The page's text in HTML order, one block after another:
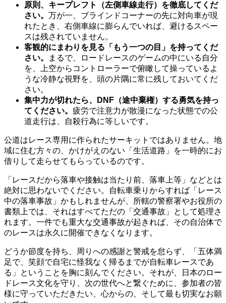
原則、キープレフト（左側車線走行）を徹底してくだ
さい。 万が一、ブラインドコーナーの先に対向車が現
れたとき、右側車線に膨らんでいれば、避けるスペー
スは残されていません。
客観的にまわりを見る「もう一つの目」を持ってくだ
さい。
まるで、ロードレースのゲームの中にいる自分
を、上空からコントローラーで俯瞰して操っているよ
うな冷静な視野を、頭の片隅に常に残しておいてくだ
さい。
集中力が切れたら、DNF（途中棄権）する勇気を持っ
てください。 疲労で注意力が散漫になった状態での公
道走行は、自殺行為に等しいです。
公道はレース専用に作られたサーキットではありません。地
域に住む方々の、かけがえのない「生活道路」を一時的にお
借りして走らせてもらっているのです。
「レースだから落車や接触は当たり前、落車上等」などとは
絶対に思わないでください。自転車乗りからすれば「レース
中の落車事故」かもしれませんが、所轄の警察署やお役所の
書類上では、それはすべてただの「交通事故」として処理さ
れます。一件でも重大な交通事故が起きれば、その自治体で
のレースは永久に開催できなくなります。
どうか節度を持ち、周りへの感謝と警戒を怠らず、「五体満
足で、笑顔で自宅に怪我なく帰るまでが自転車レースであ
る」ということを胸に刻んでください。それが、日本のロー
ドレース文化を守り、次の世代へと繋ぐために、参加者の皆
様に守っていただきたい、心からの、そして最も切実なお願